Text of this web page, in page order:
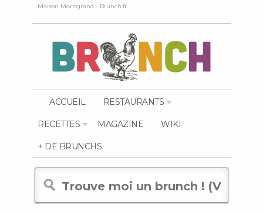
Maison Montgrand - Brunch.fr
ACCUEIL RESTAURANTS
RECETTES MAGAZINE WIKI
+ DE BRUNCHS